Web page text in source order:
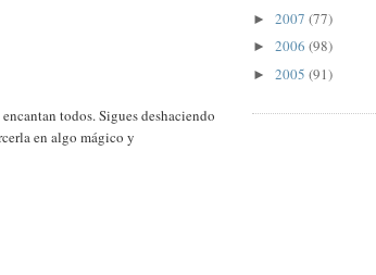
todos. Sigues deshaciendo
en algo mágico y
► 2007 (77)
► 2006 (98)
► 2005 (91)